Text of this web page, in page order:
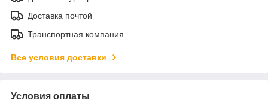
Доставка почтой
Транспортная компания
Все условия доставки
Условия оплаты